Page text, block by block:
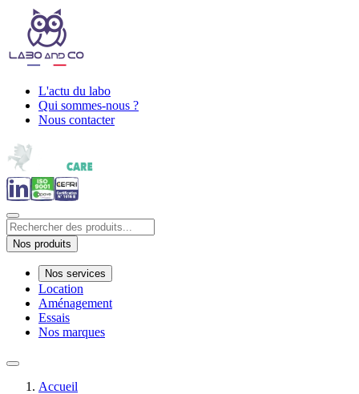
L'actu du labo
Qui sommes-nous ?
Nous contacter
Nos produits
Nos services
Location
Aménagement
Essais
Nos marques
Accueil